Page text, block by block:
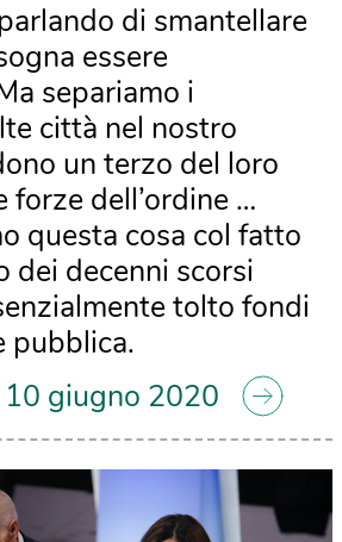
di smantellare
essere
separiamo i
città nel nostro
un terzo del loro
forze dell’ordine …
questa cosa col fatto
dei decenni scorsi
tolto fondi
pubblica.
10 giugno 2020